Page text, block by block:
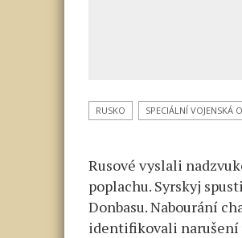
RUSKO SPECIÁLNÍ VOJENSKÁ
Rusové vyslali
poplachu. Syrskyj
Donbasu. Nabourání
identifikovali narušení